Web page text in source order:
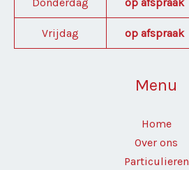
Donderdag op afspraak
Vrijdag op afspraak
Menu
Home
Over ons
Particulieren